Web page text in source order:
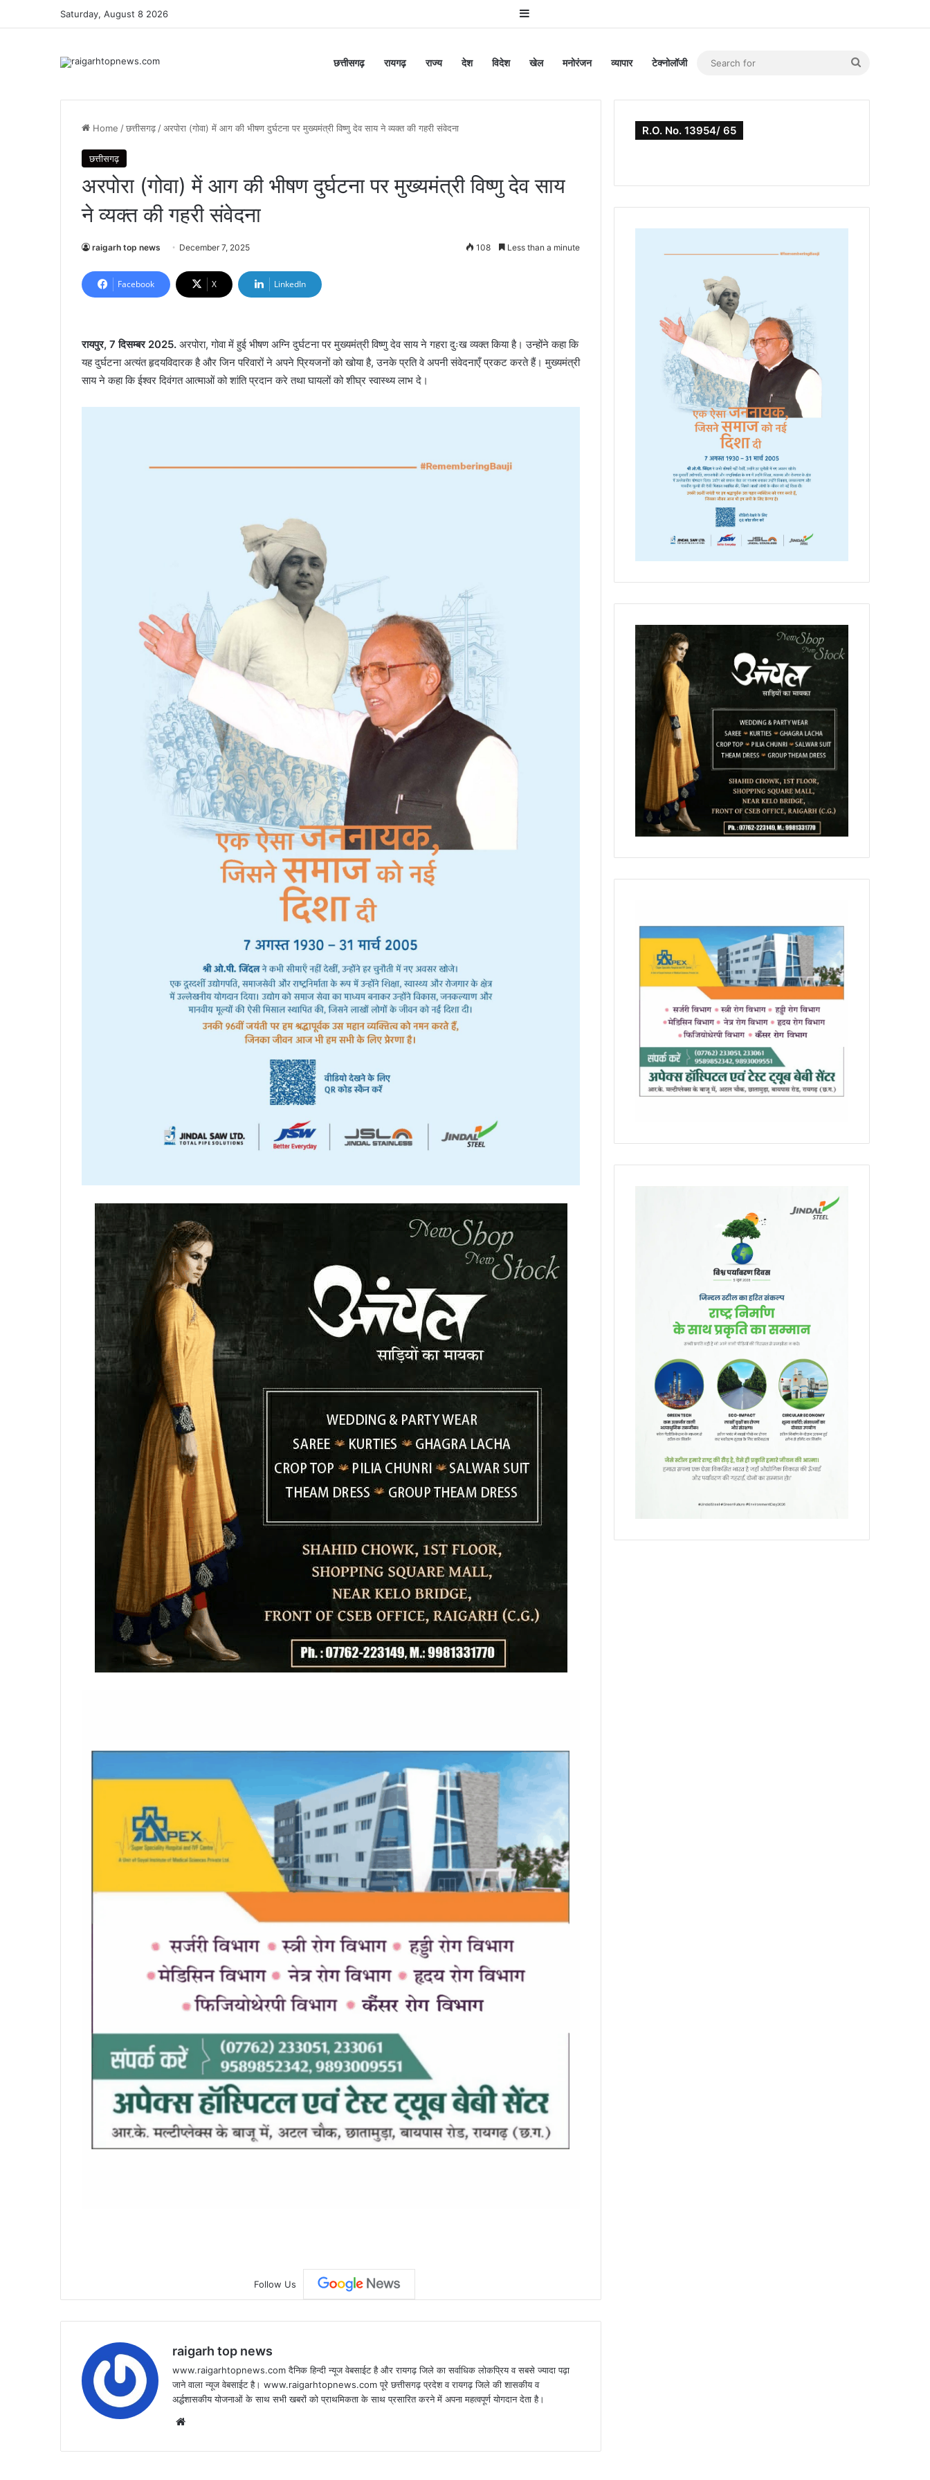
Saturday, August 8 2026 Sidebar
छत्तीसगढ़ रायगढ़ राज्य देश विदेश खेल मनोरंजन व्यापार टेक्नोलॉजी
Home /छत्तीसगढ़ /अरपोरा (गोवा) में आग की भीषण दुर्घटना पर मुख्यमंत्री विष्णु देव साय ने व्यक्त की गहरी संवेदना
छत्तीसगढ़
अरपोरा (गोवा) में आग की भीषण दुर्घटना पर मुख्यमंत्री विष्णु देव साय
ने व्यक्त की गहरी संवेदना
raigarh top news December 7, 2025 108 Less than a minute
Facebook X LinkedIn
रायपुर, 7 दिसम्बर 2025. अरपोरा, गोवा में हुई भीषण अग्नि दुर्घटना पर मुख्यमंत्री विष्णु देव साय ने गहरा दुःख व्यक्त किया है। उन्होंने कहा कि
यह दुर्घटना अत्यंत हृदयविदारक है और जिन परिवारों ने अपने प्रियजनों को खोया है, उनके प्रति वे अपनी संवेदनाएँ प्रकट करते हैं। मुख्यमंत्री
साय ने कहा कि ईश्वर दिवंगत आत्माओं को शांति प्रदान करे तथा घायलों को शीघ्र स्वास्थ्य लाभ दे।
Follow Us
raigarh top news
www.raigarhtopnews.com दैनिक हिन्दी न्यूज वेबसाईट है और रायगढ़ जिले का सर्वाधिक लोकप्रिय व सबसे ज्यादा पढ़ा
जाने वाला न्यूज वेबसाईट है। www.raigarhtopnews.com पूरे छत्तीसगढ़ प्रदेश व रायगढ़ जिले की शासकीय व
अर्द्धशासकीय योजनाओं के साथ सभी खबरों को प्राथमिकता के साथ प्रसारित करने में अपना महत्वपूर्ण योगदान देता है।
R.O. No. 13954/ 65